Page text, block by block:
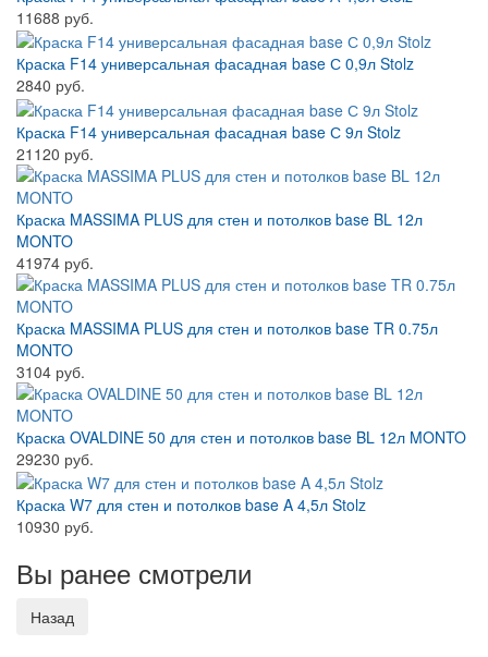
11688 руб.
Краска F14 универсальная фасадная base С 0,9л Stolz
2840 руб.
Краска F14 универсальная фасадная base С 9л Stolz
21120 руб.
Краска MASSIMA PLUS для стен и потолков base BL 12л
MONTO
41974 руб.
Краска MASSIMA PLUS для стен и потолков base TR 0.75л
MONTO
3104 руб.
Краска OVALDINE 50 для стен и потолков base BL 12л MONTO
29230 руб.
Краска W7 для стен и потолков base A 4,5л Stolz
10930 руб.
Вы ранее смотрели